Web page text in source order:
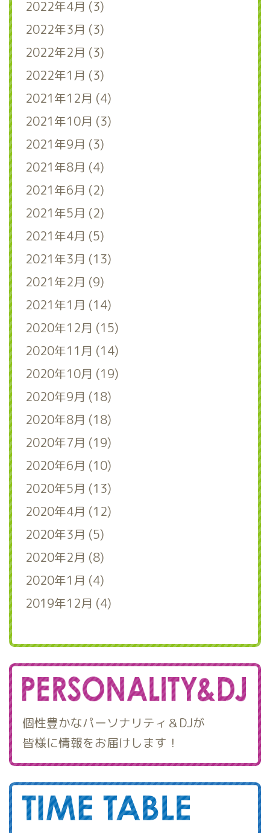
2022年4月 (3)
2022年3月 (3)
2022年2月 (3)
2022年1月 (3)
2021年12月 (4)
2021年10月 (3)
2021年9月 (3)
2021年8月 (4)
2021年6月 (2)
2021年5月 (2)
2021年4月 (5)
2021年3月 (13)
2021年2月 (9)
2021年1月 (14)
2020年12月 (15)
2020年11月 (14)
2020年10月 (19)
2020年9月 (18)
2020年8月 (18)
2020年7月 (19)
2020年6月 (10)
2020年5月 (13)
2020年4月 (12)
2020年3月 (5)
2020年2月 (8)
2020年1月 (4)
2019年12月 (4)
個性豊かなパーソナリティ＆DJが
皆様に情報をお届けします！